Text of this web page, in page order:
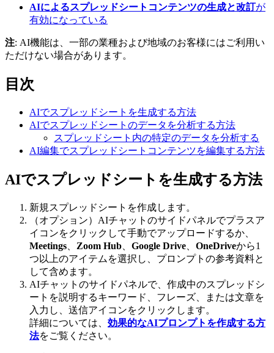
AIによるスプレッドシートコンテンツの生成と改訂が
有効になっている
注: AI機能は、一部の業種および地域のお客様にはご利用い
ただけない場合があります。
目次
AIでスプレッドシートを生成する方法
AIでスプレッドシートのデータを分析する方法
スプレッドシート内の特定のデータを分析する
AI編集でスプレッドシートコンテンツを編集する方法
AIでスプレッドシートを生成する方法
新規スプレッドシートを作成します。
（オプション）AIチャットのサイドパネルでプラスア
イコンをクリックして手動でアップロードするか、
Meetings
Zoom Hub Google Drive OneDriveから1
つ以上のアイテムを選択し、プロンプトの参考資料と
して含めます。
AIチャットのサイドパネルで、作成中のスプレッドシ
ートを説明するキーワード、フレーズ、または文章を
入力し、送信アイコンをクリックします。
詳細については、 効果的なAIプロンプトを作成する方
法をご覧ください。